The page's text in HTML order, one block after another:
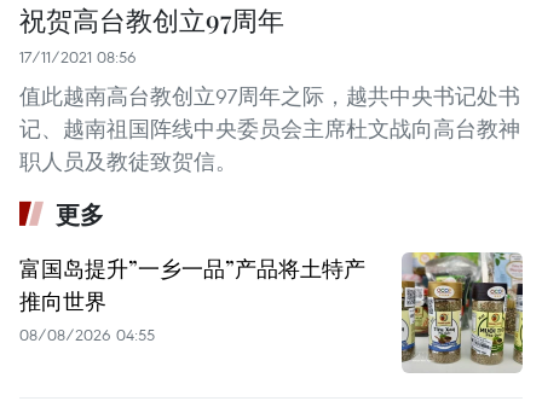
祝贺高台教创立97周年
17/11/2021 08:56
值此越南高台教创立97周年之际，越共中央书记处书
记、越南祖国阵线中央委员会主席杜文战向高台教神
职人员及教徒致贺信。
更多
富国岛提升”一乡一品”产品将土特产
推向世界
08/08/2026 04:55